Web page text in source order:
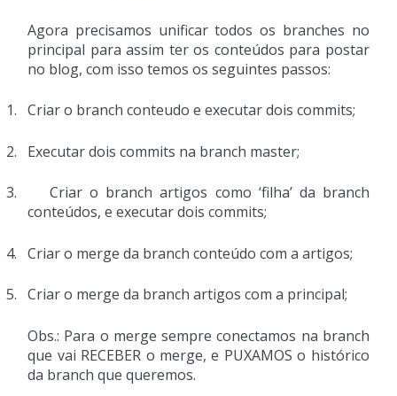
Agora precisamos unificar todos os branches no
principal para assim ter os conteúdos para postar
no blog, com isso temos os seguintes passos:
1. Criar o branch conteudo e executar dois commits;
2. Executar dois commits na branch master;
3.
Criar o branch artigos como ‘filha’ da branch
conteúdos, e executar dois commits;
4. Criar o merge da branch conteúdo com a artigos;
5. Criar o merge da branch artigos com a principal;
Obs.: Para o merge sempre conectamos na branch
que vai RECEBER o merge, e PUXAMOS o histórico
da branch que queremos.